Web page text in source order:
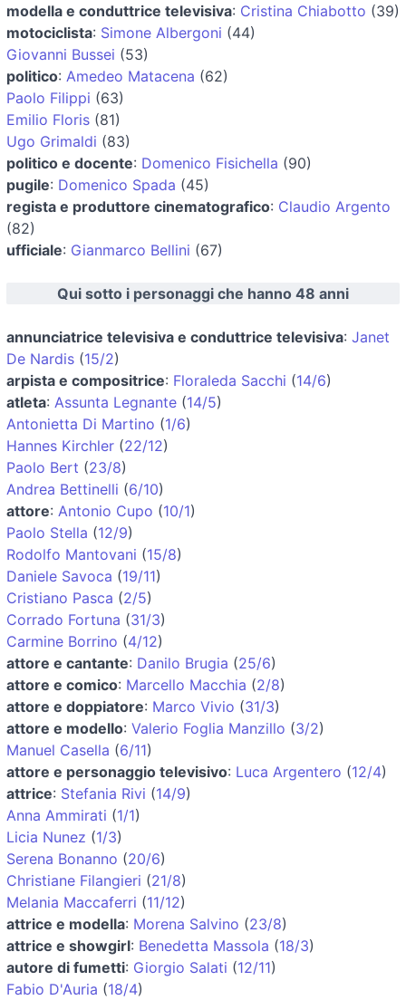
modella e conduttrice televisiva: Cristina Chiabotto (39)
motociclista: Simone Albergoni (44)
Giovanni Bussei (53)
politico: Amedeo Matacena (62)
Paolo Filippi (63)
Emilio Floris (81)
Ugo Grimaldi (83)
politico e docente: Domenico Fisichella (90)
pugile: Domenico Spada (45)
regista e produttore cinematografico: Claudio Argento
(82)
ufficiale: Gianmarco Bellini (67)
Qui sotto i personaggi che hanno 48 anni
annunciatrice televisiva e conduttrice televisiva: Janet
De Nardis (15/2)
arpista e compositrice: Floraleda Sacchi (14/6)
atleta: Assunta Legnante (14/5)
Antonietta Di Martino (1/6)
Hannes Kirchler (22/12)
Paolo Bert (23/8)
Andrea Bettinelli (6/10)
attore: Antonio Cupo (10/1)
Paolo Stella (12/9)
Rodolfo Mantovani (15/8)
Daniele Savoca (19/11)
Cristiano Pasca (2/5)
Corrado Fortuna (31/3)
Carmine Borrino (4/12)
attore e cantante: Danilo Brugia (25/6)
attore e comico: Marcello Macchia (2/8)
attore e doppiatore: Marco Vivio (31/3)
attore e modello: Valerio Foglia Manzillo (3/2)
Manuel Casella (6/11)
attore e personaggio televisivo: Luca Argentero (12/4)
attrice: Stefania Rivi (14/9)
Anna Ammirati (1/1)
Licia Nunez (1/3)
Serena Bonanno (20/6)
Christiane Filangieri (21/8)
Melania Maccaferri (11/12)
attrice e modella: Morena Salvino (23/8)
attrice e showgirl: Benedetta Massola (18/3)
autore di fumetti: Giorgio Salati (12/11)
Fabio D'Auria (18/4)